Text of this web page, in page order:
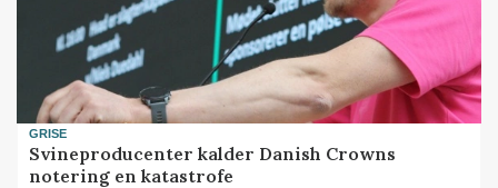
GRISE
Svineproducenter kalder Danish Crowns
notering en katastrofe